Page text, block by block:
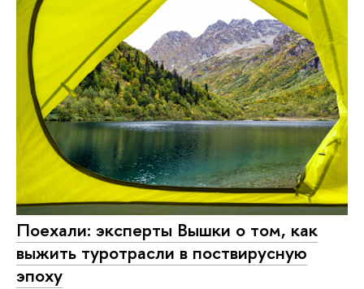
Поехали: эксперты Вышки о том, как
выжить туротрасли в поствирусную
эпоху